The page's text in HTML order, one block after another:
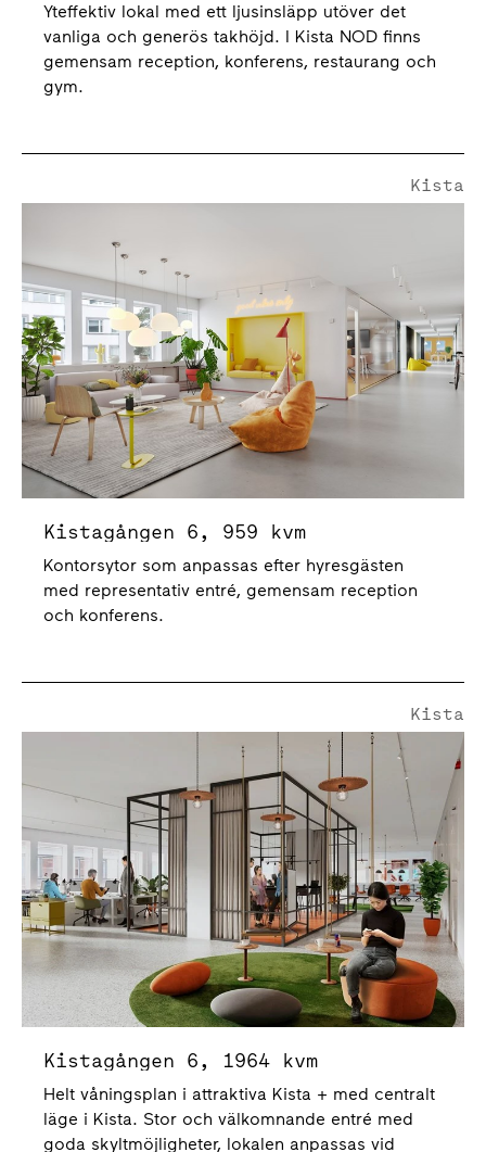
Yteffektiv lokal med ett ljusinsläpp utöver det
vanliga och generös takhöjd. I Kista NOD finns
gemensam reception, konferens, restaurang och
gym.
Kista
Kistagången 6, 959 kvm
Kontorsytor som anpassas efter hyresgästen
med representativ entré, gemensam reception
och konferens.
Kista
Kistagången 6, 1964 kvm
Helt våningsplan i attraktiva Kista + med centralt
läge i Kista. Stor och välkomnande entré med
goda skyltmöjligheter, lokalen anpassas vid